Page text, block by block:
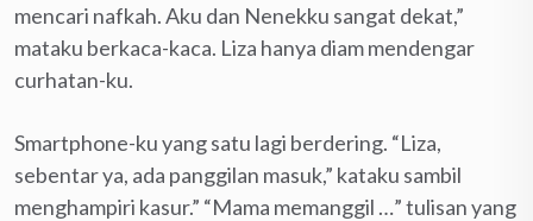
mencari nafkah. Aku dan Nenekku sangat dekat,”
mataku berkaca-kaca. Liza hanya diam mendengar
curhatan-ku.
Smartphone-ku yang satu lagi berdering. “Liza,
sebentar ya, ada panggilan masuk,” kataku sambil
menghampiri kasur.” “Mama memanggil …” tulisan yang